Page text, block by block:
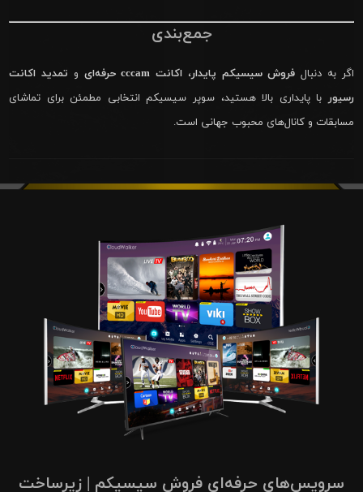
جمع‌بندی
اگر به دنبال فروش سیسیکم پایدار، اکانت cccam حرفه‌ای و تمدید اکانت
رسیور با پایداری بالا هستید، سوپر سیسیکم انتخابی مطمئن برای تماشای
مسابقات و کانال‌های محبوب جهانی است.
سرویس‌های حرفه‌ای فروش سیسیکم | زیرساخت